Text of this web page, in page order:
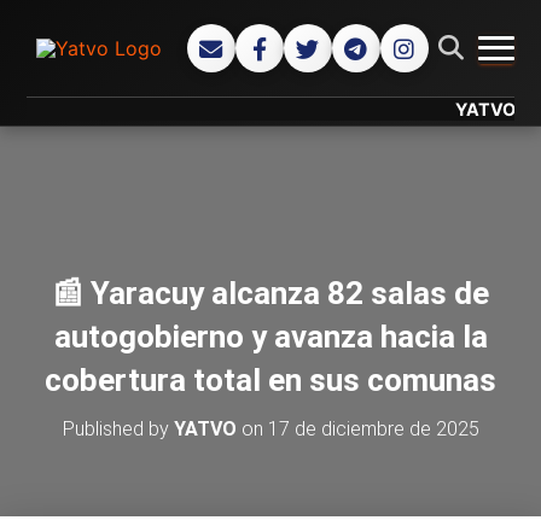
YATVO...
📰 Yaracuy alcanza 82 salas de
autogobierno y avanza hacia la
cobertura total en sus comunas
Published by YATVO on 17 de diciembre de 2025